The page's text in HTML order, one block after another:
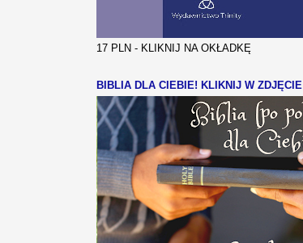
17 PLN - KLIKNIJ NA OKŁADKĘ
BIBLIA DLA CIEBIE! KLIKNIJ W ZDJĘCIE